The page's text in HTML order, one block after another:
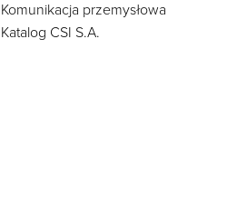
Komunikacja przemysłowa
Katalog CSI S.A.